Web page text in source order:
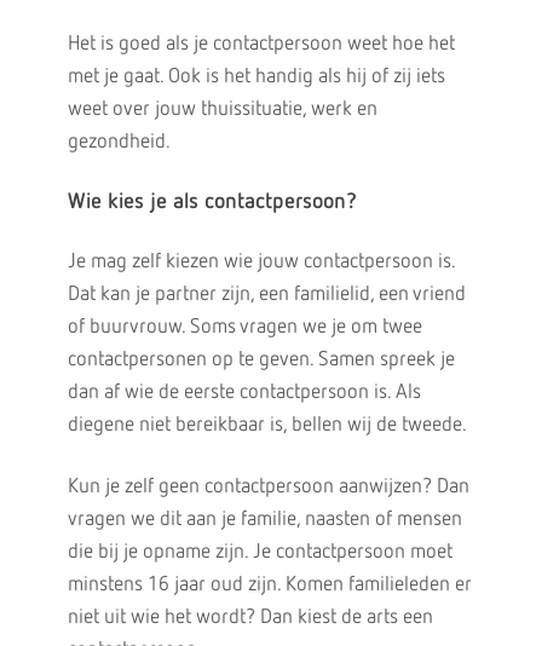
Het is goed als je contactpersoon weet hoe het
met je gaat. Ook is het handig als hij of zij iets
weet over jouw thuissituatie, werk en
gezondheid.
Wie kies je als contactpersoon?
Je mag zelf kiezen wie jouw contactpersoon is.
Dat kan je partner zijn, een familielid, een vriend
of buurvrouw. Soms vragen we je om twee
contactpersonen op te geven. Samen spreek je
dan af wie de eerste contactpersoon is. Als
diegene niet bereikbaar is, bellen wij de tweede.
Kun je zelf geen contactpersoon aanwijzen? Dan
vragen we dit aan je familie, naasten of mensen
die bij je opname zijn. Je contactpersoon moet
minstens 16 jaar oud zijn. Komen familieleden er
niet uit wie het wordt? Dan kiest de arts een